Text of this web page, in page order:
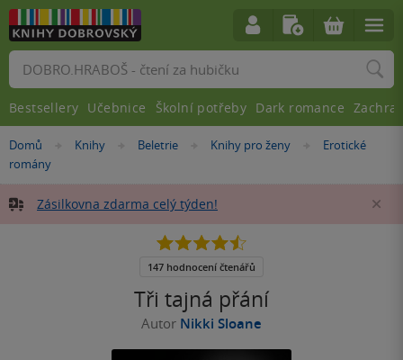
Nacházíte
se
Domů »
Knihy »
Beletrie »
Knihy pro ženy »
Erotické
romány
Zásilkovna zdarma celý týden!
Tři tajná přání
Autor Nikki Sloane
4.5
5
147 hodnocení čtenářů
Vyhledávání
Bestsellery Učebnice Školní potřeby Dark romance